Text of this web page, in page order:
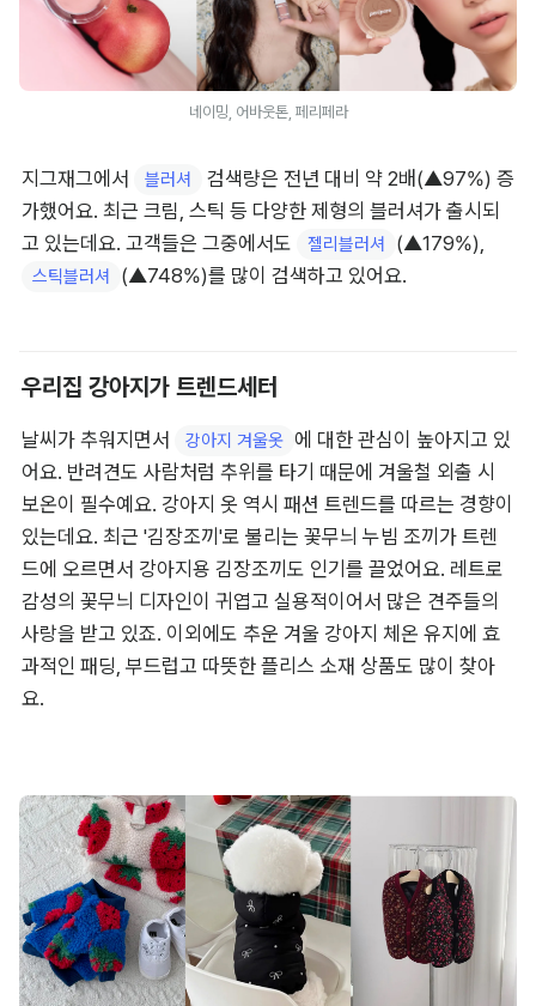
네이밍, 어바웃톤, 페리페라
지그재그에서 블러셔
검색량은 전년 대비 약 2배(▲97%) 증
가했어요. 최근 크림, 스틱 등 다양한 제형의 블러셔가 출시되
고 있는데요. 고객들은 그중에서도
젤리블러셔
스틱블러셔 (▲748%)를 많이 검색하고 있어요.
우리집 강아지가 트렌드세터
날씨가 추워지면서 강아지 겨울옷 에 대한 관심이 높아지고 있
어요. 반려견도 사람처럼 추위를 타기 때문에 겨울철 외출 시
보온이 필수예요. 강아지 옷 역시 패션 트렌드를 따르는 경향이
있는데요. 최근 '김장조끼'로 불리는 꽃무늬 누빔 조끼가 트렌
드에 오르면서 강아지용 김장조끼도 인기를 끌었어요. 레트로
감성의 꽃무늬 디자인이 귀엽고 실용적이어서 많은 견주들의
사랑을 받고 있죠. 이외에도 추운 겨울 강아지 체온 유지에 효
과적인 패딩, 부드럽고 따뜻한 플리스 소재 상품도 많이 찾아
요.